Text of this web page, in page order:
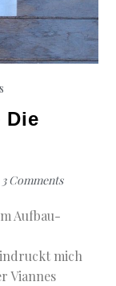
Die
3 Comments
Aufbau-
mich
Viannes